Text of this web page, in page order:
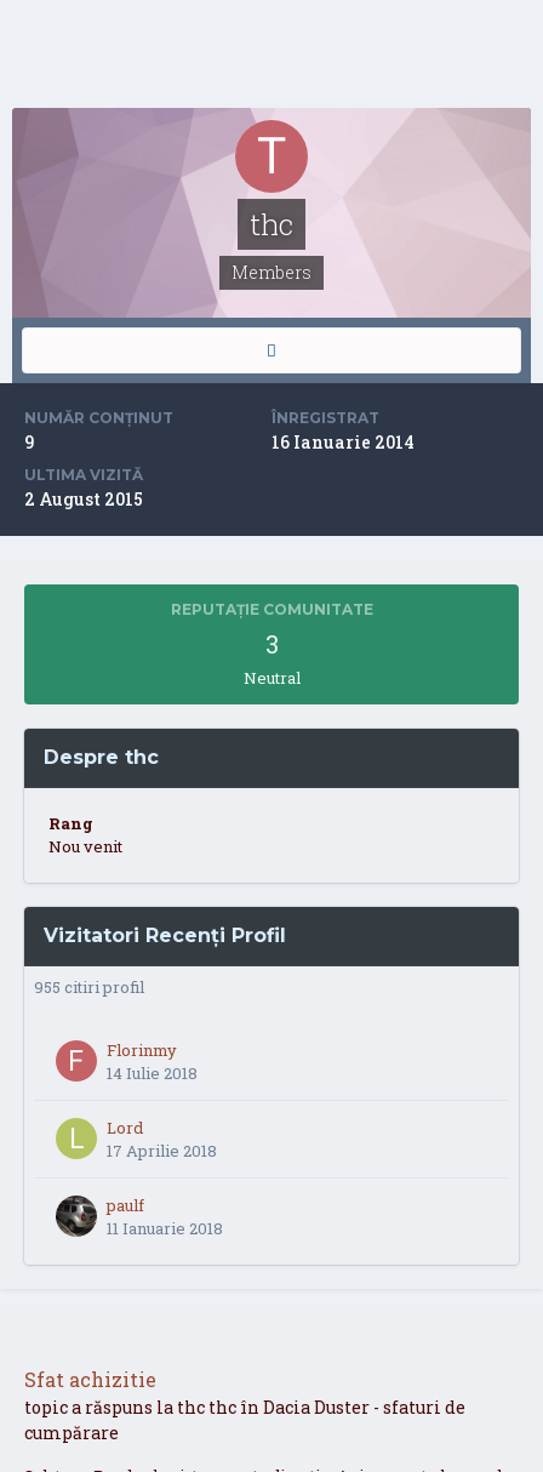
thc
Members
NUMĂR CONȚINUT
9
ÎNREGISTRAT
16 Ianuarie 2014
ULTIMA VIZITĂ
2 August 2015
REPUTAȚIE COMUNITATE
3
Neutral
Despre thc
Rang
Nou venit
Vizitatori Recenți Profil
955 citiri profil
Florinmy
14 Iulie 2018
Lord
17 Aprilie 2018
paulf
11 Ianuarie 2018
Sfat achizitie
topic a răspuns la thc thc în Dacia Duster - sfaturi de
cumpărare